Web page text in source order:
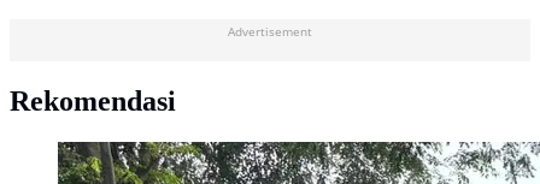
Advertisement
Rekomendasi